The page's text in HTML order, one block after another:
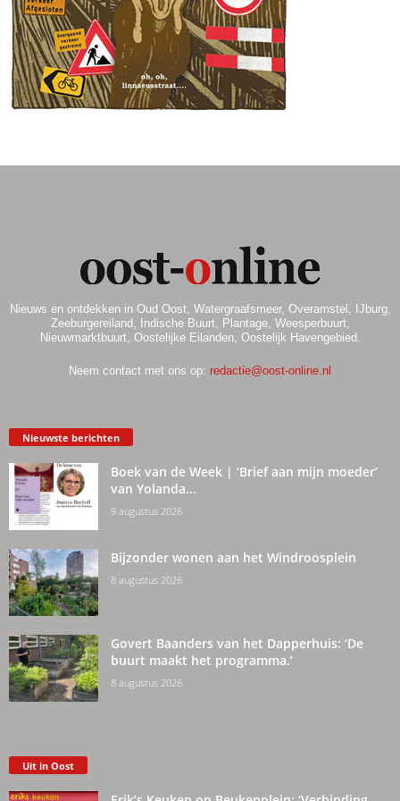
Nieuws en ontdekken in Oud Oost, Watergraafsmeer, Overamstel, IJburg,
Zeeburgereiland, Indische Buurt, Plantage, Weesperbuurt,
Nieuwmarktbuurt, Oostelijke Eilanden, Oostelijk Havengebied.
Neem contact met ons op: redactie@oost-online.nl
Nieuwste berichten
Boek van de Week | ‘Brief aan mijn moeder’
van Yolanda...
9 augustus 2026
Bijzonder wonen aan het Windroosplein
8 augustus 2026
Govert Baanders van het Dapperhuis: ‘De
buurt maakt het programma.’
8 augustus 2026
Uit in Oost